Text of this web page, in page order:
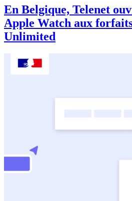
En Belgique, Telenet
Apple Watch aux
Unlimited